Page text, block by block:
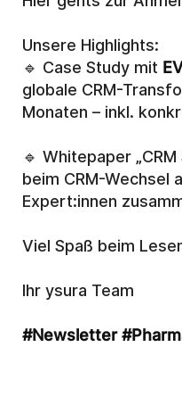
Unsere Highlights:
🔹 Case Study mit
globale CRM-
Monaten – inkl.
🔹 Whitepaper
beim CRM-Wechsel
Expert:innen
Viel Spaß beim
Ihr ysura Team
#Newsletter